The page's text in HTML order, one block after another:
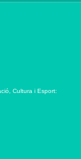
Cultura i Esport: